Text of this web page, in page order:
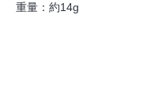
重量：約14g